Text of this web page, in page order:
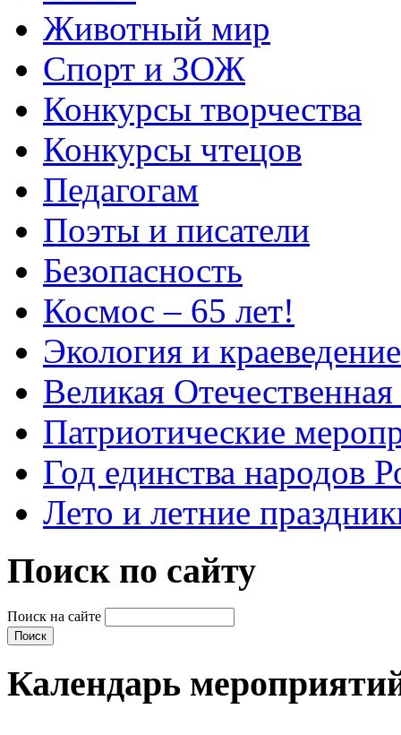
Животный мир
Спорт и ЗОЖ
Конкурсы творчества
Конкурсы чтецов
Педагогам
Поэты и писатели
Безопасность
Космос – 65 лет!
Экология и краеведение
Великая
Патриотические
Год единства народов
Лето и летние
Поиск по сайту
Поиск на сайте
Календарь